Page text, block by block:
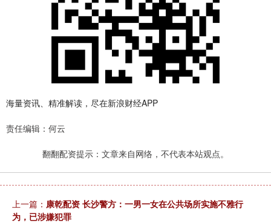
海量资讯、精准解读，尽在新浪财经APP
责任编辑：何云
翻翻配资提示：文章来自网络，不代表本站观点。
上一篇： 康乾配资 长沙警方：一男一女在公共场所实施不雅行
为，已涉嫌犯罪